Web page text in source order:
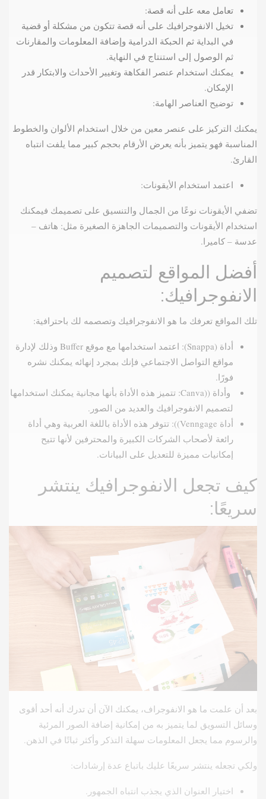
تعامل معه على أنه قصة:
تخيل الانفوجرافيك على أنه قصة تتكون من مشكلة أو قضية
في البداية ثم الحبكة الدرامية وإضافة المعلومات والمقارنات
ثم الوصول إلى استنتاج في النهاية.
يمكنك استخدام عنصر الفكاهة وتغيير الأحداث والابتكار قدر
الإمكان.
توضيح العناصر الهامة:
يمكنك التركيز على عنصر معين من خلال استخدام الألوان والخطوط
المناسبة فهو يتميز بأنه يعرض الأرقام بحجم كبير مما يلفت انتباه
القارئ.
اعتمد استخدام الأيقونات:
تضفي الأيقونات نوعًا من الجمال والتنسيق على تصميمك فيمكنك
استخدام الأيقونات والتصميمات الجاهزة الصغيرة مثل: هاتف –
عدسة – كاميرا.
أفضل المواقع لتصميم
الانفوجرافيك:
تلك المواقع تعرفك ما هو الانفوجرافيك وتصصمه لك باحترافية:
أداة (Snappa): اعتمد استخدامها مع موقع Buffer وذلك لإدارة
مواقع التواصل الاجتماعي فإنك بمجرد إنهائه يمكنك نشره
فورًا.
وأداة ((Canva: تتميز هذه الأداة بأنها مجانية يمكنك استخدامها
لتصميم الانفوجرافيك والعديد من الصور.
أداة Venngage)): تتوفر هذه الأداة باللغة العربية وهي أداة
رائعة لأصحاب الشركات الكبيرة والمحترفين لأنها تتيح
إمكانيات مميزة للتعديل على البيانات.
كيف تجعل الانفوجرافيك ينتشر
سريعًا:
بعد أن علمت ما هو الانفوجراف، يمكنك الآن أن تدرك أنه أحد أقوى
وسائل التسويق لما يتميز به من إمكانية إضافة الصور المرئية
والرسوم مما يجعل المعلومات سهلة التذكر وأكثر ثباتًا في الذهن.
ولكي تجعله ينتشر سريعًا عليك باتباع عدة إرشادات:
اختيار العنوان الذي يجذب انتباه الجمهور.